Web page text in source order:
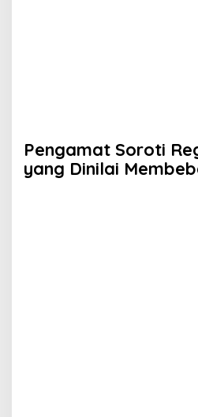
Pengamat Soroti
yang Dinilai